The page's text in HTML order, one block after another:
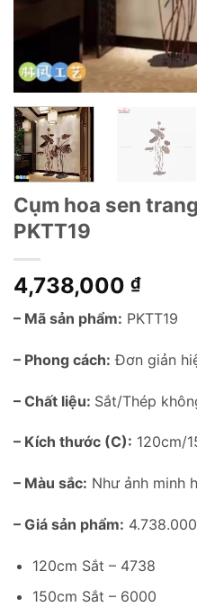
Cụm hoa sen
PKTT19
4,738,000 ₫
– Mã sản phẩm: PKTT19
– Phong cách: Đơn giản
– Chất liệu: Sắt/Thép
– Kích thước (C): 120cm/
– Màu sắc: Như ảnh minh
– Giá sản phẩm:
120cm Sắt – 4738
150cm Sắt – 6000